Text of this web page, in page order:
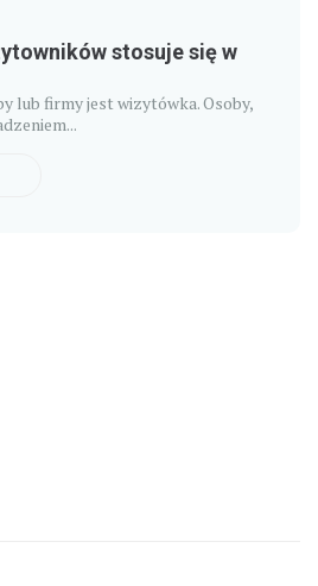
stosuje się w
lub firmy jest wizytówka. Osoby,